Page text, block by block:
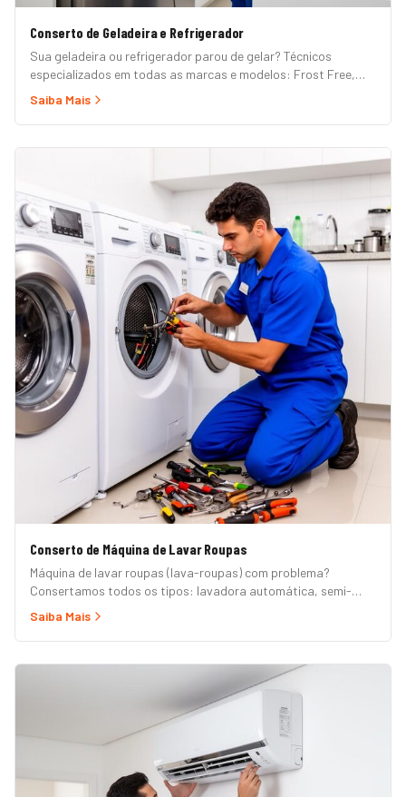
Conserto de Geladeira e Refrigerador
Sua geladeira ou refrigerador parou de gelar? Técnicos
especializados em todas as marcas e modelos: Frost Free,
Duplex, Side by Side, French Door, Inverter e convencional.
Saiba Mais
Conserto de Máquina de Lavar Roupas
Máquina de lavar roupas (lava-roupas) com problema?
Consertamos todos os tipos: lavadora automática, semi-
automática, tanquinho, abertura superior e frontal. Marcas
Continental e Mueller. Atendimento em domicílio com
orçamento grátis.
Saiba Mais